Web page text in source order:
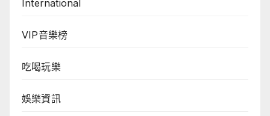
International
VIP音樂榜
吃喝玩樂
娛樂資訊